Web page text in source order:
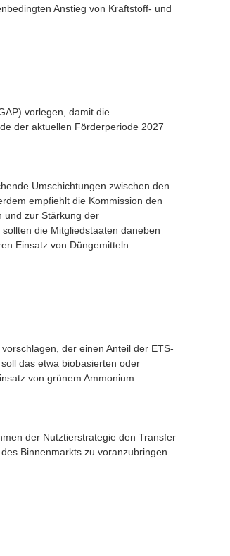
Anstieg von Kraftstoff- und
vorlegen, damit die
der aktuellen Förderperiode 2027
Umschichtungen zwischen den
empfiehlt die Kommission den
und zur Stärkung der
die Mitgliedstaaten daneben
Einsatz von Düngemitteln
der einen Anteil der ETS-
das etwa biobasierten oder
von grünem Ammonium
der Nutztierstrategie den Transfer
Binnenmarkts zu voranzubringen.